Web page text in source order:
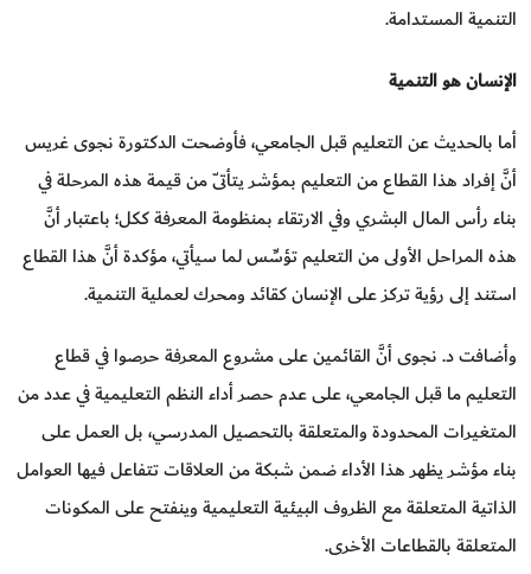
التنمية المستدامة.
الإنسان هو التنمية
أما بالحديث عن التعليم قبل الجامعي، فأوضحت الدكتورة نجوى غريس
أنَّ إفراد هذا القطاع من التعليم بمؤشر يتأتّى من قيمة هذه المرحلة في
بناء رأس المال البشري وفي الارتقاء بمنظومة المعرفة ككل؛ باعتبار أنَّ
هذه المراحل الأولى من التعليم تؤسِّس لما سيأتي، مؤكدة أنَّ هذا القطاع
استند إلى رؤية تركز على الإنسان كقائد ومحرك لعملية التنمية.
وأضافت د. نجوى أنَّ القائمين على مشروع المعرفة حرصوا في قطاع
التعليم ما قبل الجامعي، على عدم حصر أداء النظم التعليمية في عدد من
المتغيرات المحدودة والمتعلقة بالتحصيل المدرسي، بل العمل على
بناء مؤشر يظهر هذا الأداء ضمن شبكة من العلاقات تتفاعل فيها العوامل
الذاتية المتعلقة مع الظروف البيئية التعليمية وينفتح على المكونات
المتعلقة بالقطاعات الأخرى.